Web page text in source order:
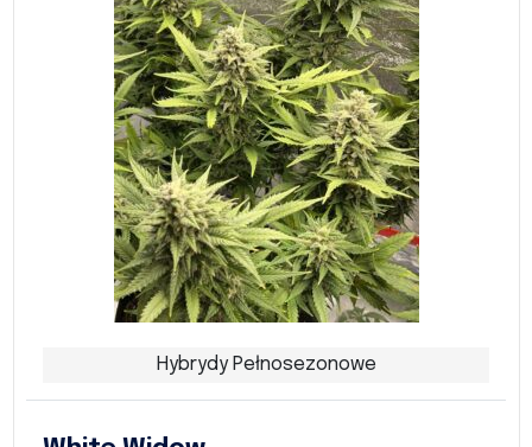
Hybrydy Pełnosezonowe